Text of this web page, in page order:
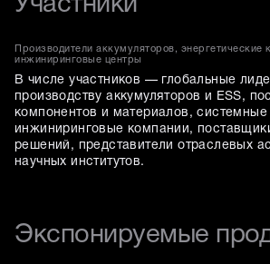
Участники
Производители аккумуляторов, энергетические
инжиниринговые центры
В числе участников — глобальные
производству аккумуляторов и ESS,
компонентов и материалов, системные
инжиниринговые компании,
решений, представители отраслевых
научных институтов.
Экспонируемые